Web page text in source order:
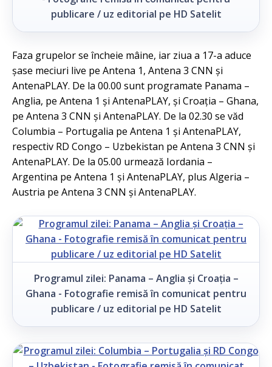
publicare / uz editorial pe HD Satelit
Faza grupelor se încheie mâine, iar ziua a 17-a aduce
șase meciuri live pe Antena 1, Antena 3 CNN și
AntenaPLAY. De la 00.00 sunt programate Panama –
Anglia, pe Antena 1 și AntenaPLAY, și Croația – Ghana,
pe Antena 3 CNN și AntenaPLAY. De la 02.30 se văd
Columbia – Portugalia pe Antena 1 și AntenaPLAY,
respectiv RD Congo – Uzbekistan pe Antena 3 CNN și
AntenaPLAY. De la 05.00 urmează Iordania –
Argentina pe Antena 1 și AntenaPLAY, plus Algeria –
Austria pe Antena 3 CNN și AntenaPLAY.
Programul zilei: Panama – Anglia și Croația –
Ghana - Fotografie remisă în comunicat pentru
publicare / uz editorial pe HD Satelit